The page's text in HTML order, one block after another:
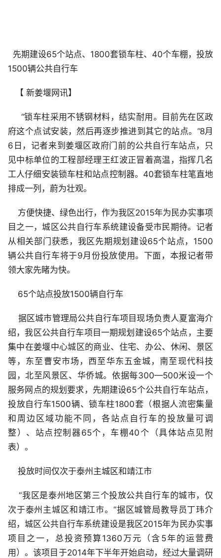
先期建设65个站点、1800套锁车柱、40个车棚，投放
1500辆公共自行车
【 新姜堰网讯】
“锁车柱采用不锈钢材料，结实耐用。目前先在区政
府这个点试安装，然后再逐步推进到其它的站点。”8月
6日，记者来到姜堰区政府门前的公共自行车站点，只
见中标单位的工程部经理王红波正冒着高温，指挥几名
工人仔细安装锁车柱和站点控制器。40套锁车柱笔直地
排成一列，蔚为壮观。
方便快捷、绿色出行，作为我区2015年为民办实事项
目之一，城区公共自行车系统建设备受市民期待。记者
从相关部门获悉，我区先期规划建设65个站点，1500
辆公共自行车将于9月份投放使用。下面，本报记者带
领大家先睹为快。
65个站点投放1500辆自行车
据区城市管理局公共自行车项目现场负责人夏富海介
绍，我区公共自行车项目一期规划建设65个站点，主要
集中在姜堰中心城区的商业、住宅、办公、休闲、景区
等，东至曹安市场，西至华东五金城，南至现代科技
园，北至风景区、华侨城。依据每300—500米设一个
服务网点的规划要求，先期建设65个公共自行车站点，
投放自行车1500辆、锁车柱1800套（根据人流密集量
和周边区域功能不同，各站点自行车的投放量可调
整）、站点控制器65个，车棚40个（具体站点见附
表）。
投放时间仅次于泰州主城区和靖江市
“我区是泰州地区第三个投放公共自行车的城市，仅
次于泰州主城区和靖江市。”据区城管局教导员丁玮介
绍，城区公共自行车系统建设是我区2015年为民办实事
项目之一，总投资预算1360万元（含5年的运营费
用）。该项目于2014年下半年开始启动，经过大量调研